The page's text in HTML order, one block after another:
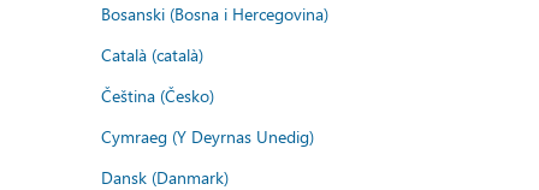
Bosanski (Bosna i Hercegovina)
Català (català)
Čeština (Česko)
Cymraeg (Y Deyrnas Unedig)
Dansk (Danmark)